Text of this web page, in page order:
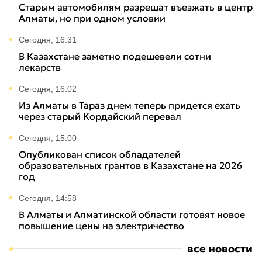
Старым автомобилям разрешат въезжать в центр
Алматы, но при одном условии
Сегодня, 16:31
В Казахстане заметно подешевели сотни
лекарств
Сегодня, 16:02
Из Алматы в Тараз днем теперь придется ехать
через старый Кордайский перевал
Сегодня, 15:00
Опубликован список обладателей
образовательных грантов в Казахстане на 2026
год
Сегодня, 14:58
В Алматы и Алматинской области готовят новое
повышение цены на электричество
все новости